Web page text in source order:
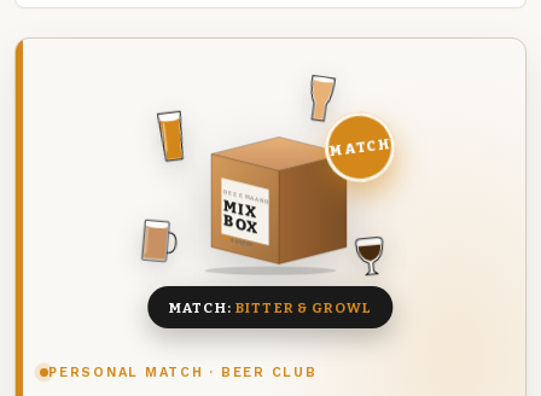
PERSONAL MATCH · BEER CLUB
DEZE MAAND
MIX
BOX
8 BIEREN
MATCH
MATCH: BITTER & GROWL